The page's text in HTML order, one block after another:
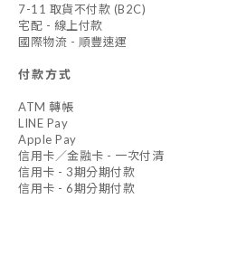
7-11 取貨不付款 (B2C)
宅配 - 線上付款
國際物流 - 順豐速運
付款方式
ATM 轉帳
LINE Pay
Apple Pay
信用卡／金融卡 - 一次付清
信用卡 - 3期分期付款
信用卡 - 6期分期付款